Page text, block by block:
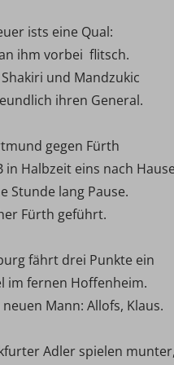
ists eine Qual:
ihm vorbei  flitsch.
und Mandzukic
ihren General.
gegen Fürth
in Halbzeit eins nach
Stunde lang Pause.
Fürth geführt.
fährt drei Punkte ein
im fernen Hoffenheim.
Mann: Allofs, Klaus.
Adler spielen